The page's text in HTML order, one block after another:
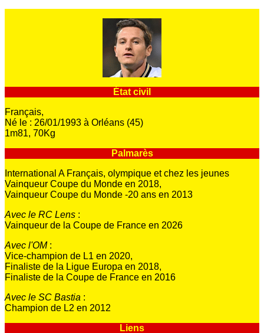
État civil
Français,
Né le : 26/01/1993 à Orléans (45)
1m81, 70Kg
Palmarès
International A Français, olympique et chez les jeunes
Vainqueur Coupe du Monde en 2018,
Vainqueur Coupe du Monde -20 ans en 2013
Avec le RC Lens :
Vainqueur de la Coupe de France en 2026
Avec l'OM:
Vice-champion de L1 en 2020,
Finaliste de la Ligue Europa en 2018,
Finaliste de la Coupe de France en 2016
Avec le SC Bastia :
Champion de L2 en 2012
Liens